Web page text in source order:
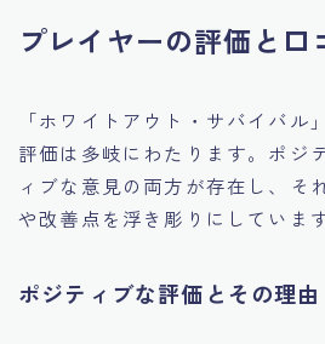
プレイヤーの評価と口
「ホワイトアウト・サバイバル
評価は多岐にわたります。ポジ
ィブな意見の両方が存在し、そ
や改善点を浮き彫りにしています
ポジティブな評価とその理由